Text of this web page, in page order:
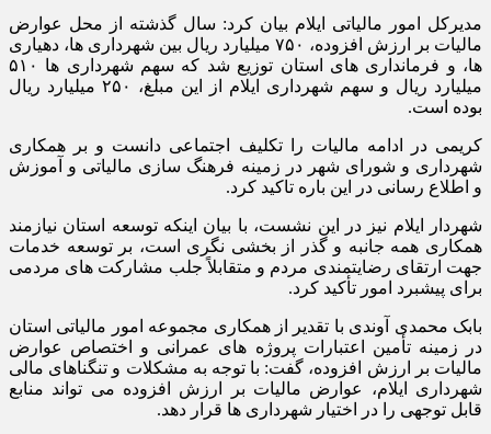
مدیرکل امور مالیاتی ایلام بیان کرد: سال گذشته از محل عوارض
مالیات بر ارزش افزوده، ۷۵۰ میلیارد ریال بین شهرداری ها، دهیاری
ها، و فرمانداری های استان توزیع شد که سهم شهرداری ها ۵۱۰
میلیارد ریال و سهم شهرداری ایلام از این مبلغ، ۲۵۰ میلیارد ریال
بوده است.
کریمی در ادامه مالیات را تکلیف اجتماعی دانست و بر همکاری
شهرداری و شورای شهر در زمینه فرهنگ سازی مالیاتی و آموزش
و اطلاع رسانی در این باره تاکید کرد.
شهردار ایلام نیز در این نشست، با بیان اینکه توسعه استان نیازمند
همکاری همه جانبه و گذر از بخشی نگری است، بر توسعه خدمات
جهت ارتقای رضایتمندی مردم و متقابلاً جلب مشارکت های مردمی
برای پیشبرد امور تأکید کرد.
بابک محمدی آوندی با تقدیر از همکاری مجموعه امور مالیاتی استان
در زمینه تأمین اعتبارات پروژه های عمرانی و اختصاص عوارض
مالیات بر ارزش افزوده، گفت: با توجه به مشکلات و تنگناهای مالی
شهرداری ایلام، عوارض مالیات بر ارزش افزوده می تواند منابع
قابل توجهی را در اختیار شهرداری ها قرار دهد.